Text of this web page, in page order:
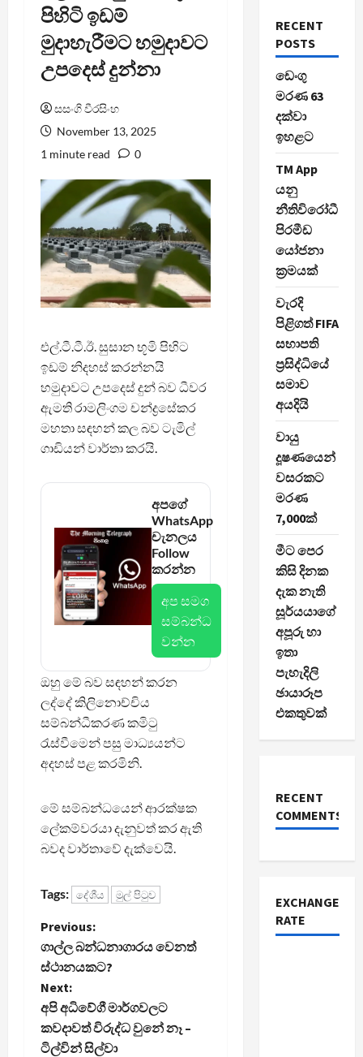
පිහිටි ඉඩම්
මුදාහැරීමට හමුදාවට
උපදෙස් දුන්නා
සසංගි වීරසිංහ
November 13, 2025
1 minute read
0
එල්.ටී.ටී.ඊ. සුසාන භූමි පිහිට
ඉඩම් නිදහස් කරන්නයි
හමුදාවට උපදෙස් දුන් බව ධීවර
ඇමති රාමලිංගම චන්ද්‍රසේකර
මහතා සඳහන් කල බව ටැමිල්
ගාඩියන් වාර්තා කරයි.
අපගේ
WhatsApp
චැනලය
Follow
කරන්න
අප සමග
සම්බන්ධ
වන්න
ඔහු මේ බව සඳහන් කරන
ලද්දේ කිලිනොච්චිය
සම්බන්ධීකරණ කමිටු
රැස්වීමෙන් පසු මාධ්‍යයන්ට
අදහස් පළ කරමිනි.
මේ සම්බන්ධයෙන් ආරක්ෂක
ලේකම්වරයා දැනුවත් කර ඇති
බවද වාර්තාවේ දැක්වෙයි.
Tags: දේශීය මුල් පිටුව
P
o
s
t
Previous:
ගාල්ල බන්ධනාගාරය වෙනත්
ස්ථානයකට?
Next:
අපි අධිවේගී මාර්ගවලට
කවදාවත් විරුද්ධ වුනේ නෑ –
ටිල්වින් සිල්වා
RECENT
POSTS
ඩෙංගු
මරණ 63
දක්වා
ඉහළට
TM App
යනු
නීතිවිරෝධී
පිරමීඩ
යෝජනා
ක්‍රමයක්
වැරදි
පිළිගත් FIFA
සභාපති
ප්‍රසිද්ධියේ
සමාව
අයදියි
වායු
දූෂණයෙන්
වසරකට
මරණ
7,000ක්
මීට පෙර
කිසි දිනක
දැක නැති
සූර්යයාගේ
අපූරු හා
ඉතා
පැහැදිලි
ඡායාරූප
එකතුවක්
RECENT
COMMENTS
EXCHANGE
RATE